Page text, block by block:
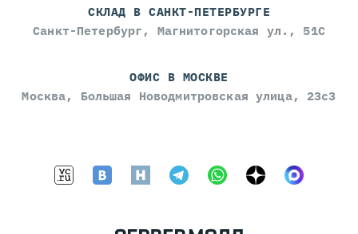
СКЛАД В САНКТ-ПЕТЕРБУРГЕ
Санкт-Петербург, Магнитогорская ул., 51С
ОФИС В МОСКВЕ
Москва, Большая Новодмитровская улица, 23с3